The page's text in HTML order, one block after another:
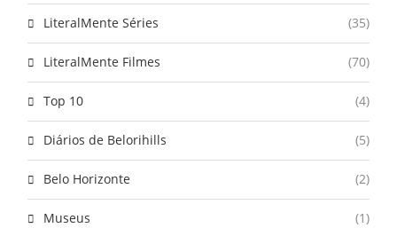
LiteralMente Séries (35)
LiteralMente Filmes (70)
Top 10 (4)
Diários de Belorihills (5)
Belo Horizonte (2)
Museus (1)